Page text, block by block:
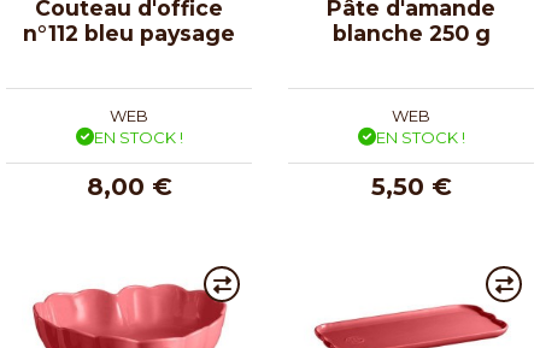
Couteau d'office
n°112 bleu paysage
WEB
EN STOCK !
8,00 €
Pâte d'amande
blanche 250 g
WEB
EN STOCK !
5,50 €